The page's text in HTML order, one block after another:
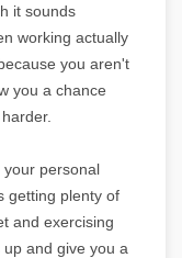
it sounds
working actually
you aren't
you a chance
your personal
getting plenty of
and exercising
and give you a